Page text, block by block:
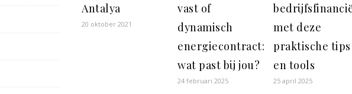
Antalya
20 oktober 2021
vast of
dynamisch
energiecontract:
wat past bij jou?
24 februari 2025
met deze
praktische tips
en tools
25 april 2025